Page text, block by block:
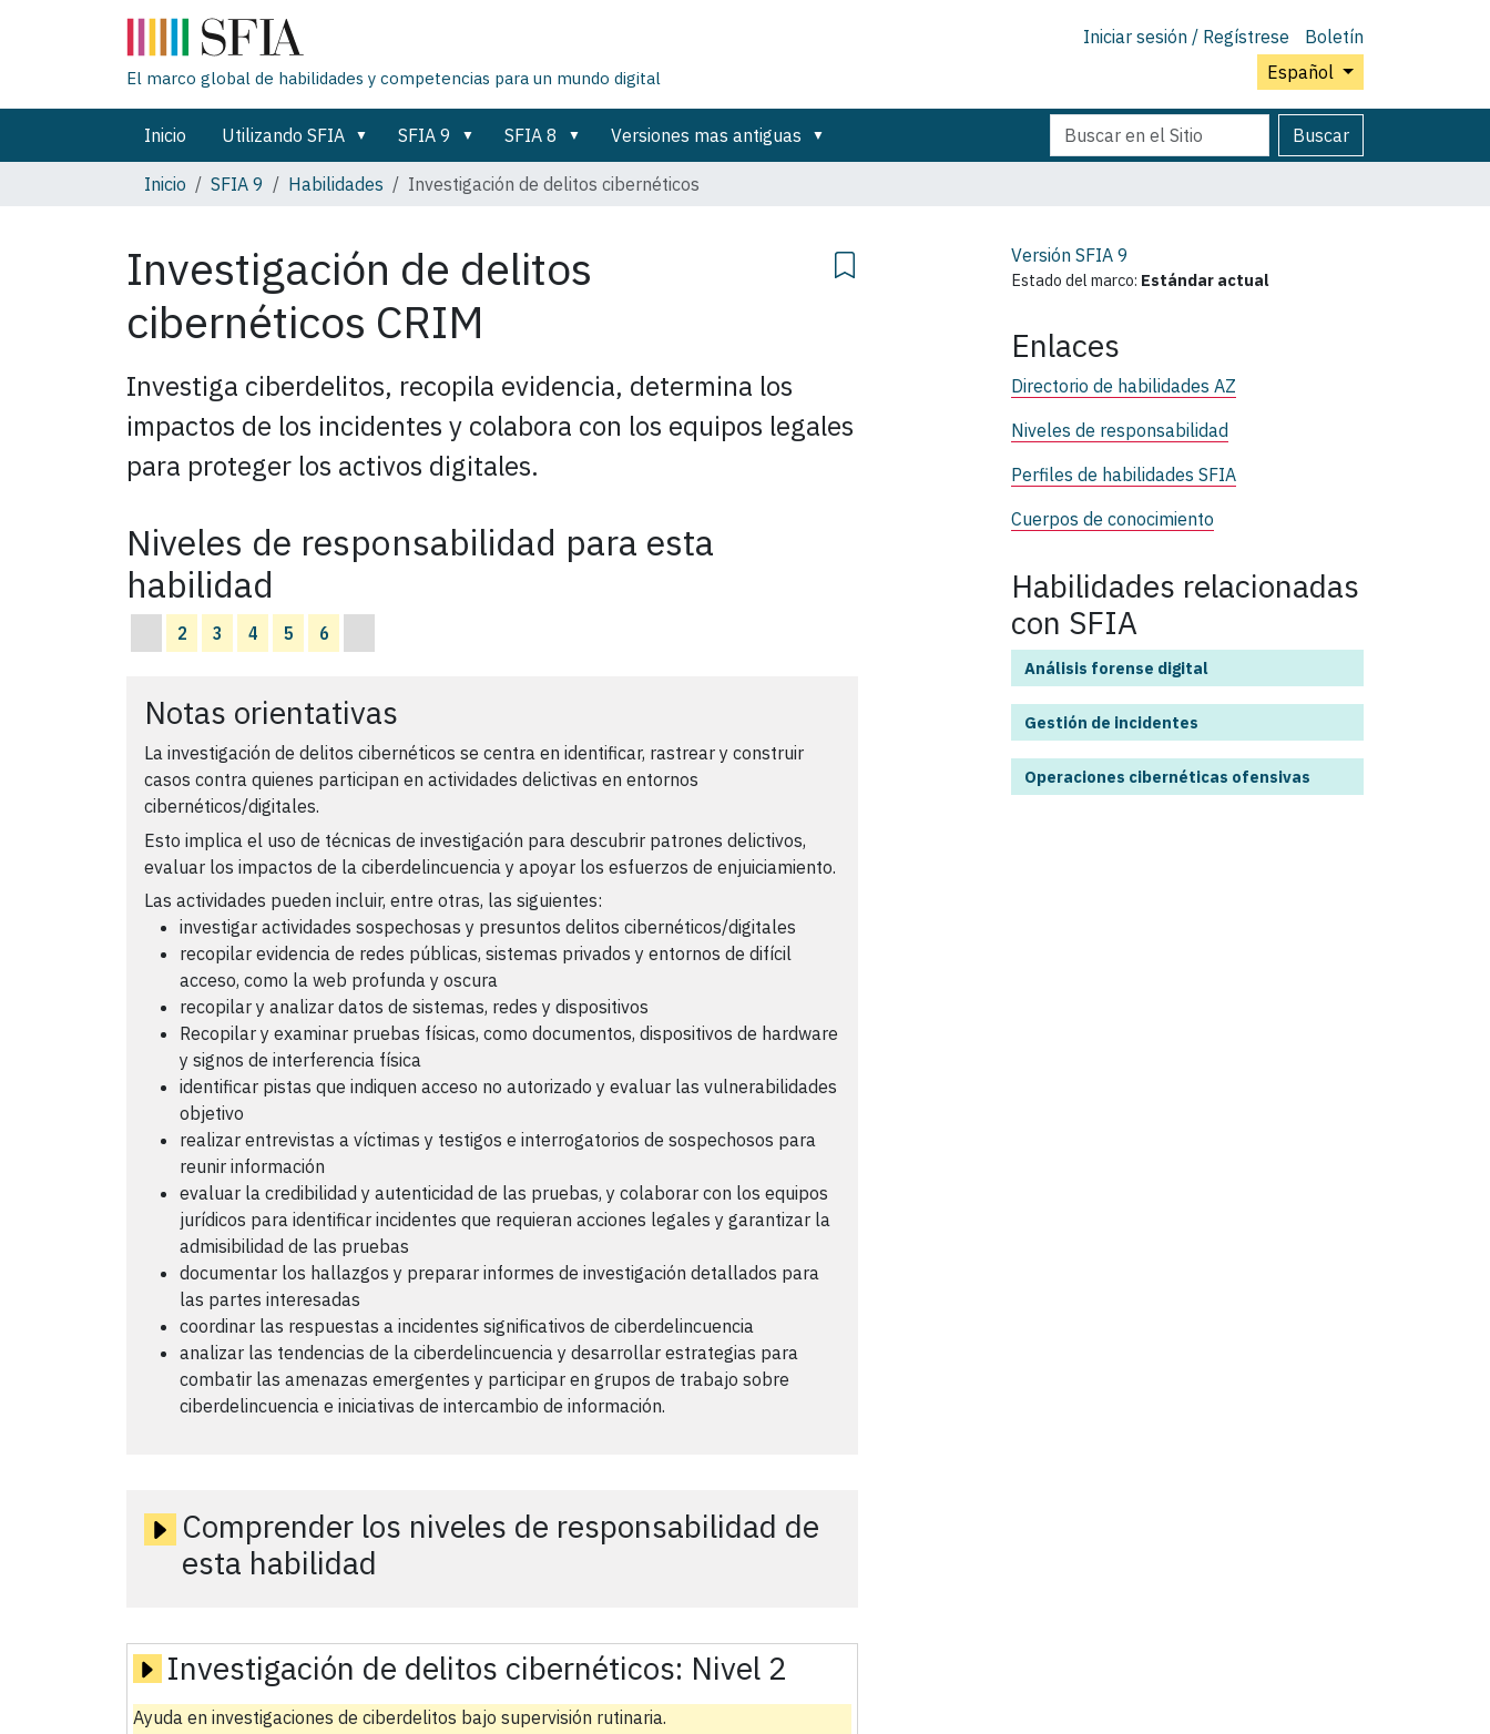
Iniciar sesión / Regístrese
Boletín
Español
El marco global de habilidades y competencias para un mundo digital
Inicio Utilizando SFIA SFIA 9 SFIA 8 Versiones mas antiguas Buscar Buscar
Búsqueda
Avanzada…
Inicio
SFIA 9 Habilidades Investigación de delitos cibernéticos
Investigación de delitos
cibernéticos CRIM
Investiga ciberdelitos, recopila evidencia, determina los
impactos de los incidentes y colabora con los equipos legales
para proteger los activos digitales.
Niveles de responsabilidad para esta
habilidad
2 3 4 5 6
Notas orientativas
La investigación de delitos cibernéticos se centra en identificar, rastrear y construir
casos contra quienes participan en actividades delictivas en entornos
cibernéticos/digitales.
Esto implica el uso de técnicas de investigación para descubrir patrones delictivos,
evaluar los impactos de la ciberdelincuencia y apoyar los esfuerzos de enjuiciamiento.
Las actividades pueden incluir, entre otras, las siguientes:
investigar actividades sospechosas y presuntos delitos cibernéticos/digitales
recopilar evidencia de redes públicas, sistemas privados y entornos de difícil
acceso, como la web profunda y oscura
recopilar y analizar datos de sistemas, redes y dispositivos
Recopilar y examinar pruebas físicas, como documentos, dispositivos de hardware
y signos de interferencia física
identificar pistas que indiquen acceso no autorizado y evaluar las vulnerabilidades
objetivo
realizar entrevistas a víctimas y testigos e interrogatorios de sospechosos para
reunir información
evaluar la credibilidad y autenticidad de las pruebas, y colaborar con los equipos
jurídicos para identificar incidentes que requieran acciones legales y garantizar la
admisibilidad de las pruebas
documentar los hallazgos y preparar informes de investigación detallados para
las partes interesadas
coordinar las respuestas a incidentes significativos de ciberdelincuencia
analizar las tendencias de la ciberdelincuencia y desarrollar estrategias para
combatir las amenazas emergentes y participar en grupos de trabajo sobre
ciberdelincuencia e iniciativas de intercambio de información.
Comprender los niveles de responsabilidad de
esta habilidad
Investigación de delitos cibernéticos: Nivel 2
Ayuda en investigaciones de ciberdelitos bajo supervisión rutinaria.
Versión SFIA 9
Estado del marco: Estándar actual
Enlaces
Directorio de habilidades AZ
Niveles de responsabilidad
Perfiles de habilidades SFIA
Cuerpos de conocimiento
Habilidades relacionadas
con SFIA
Análisis forense digital
Gestión de incidentes
Operaciones cibernéticas ofensivas